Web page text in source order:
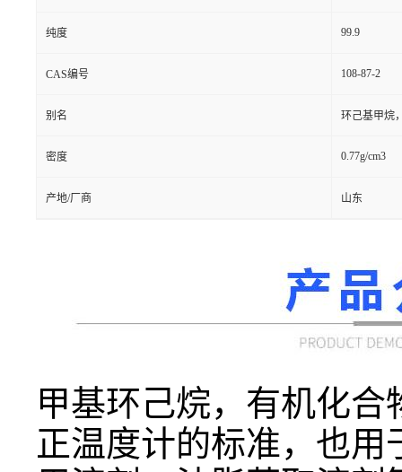
纯度 99.9
CAS编号 108-87-2
别名 环己基甲烷
密度 0.77g/cm3
产地/厂商 山东
甲基环己烷，有机化
正温度计的标准，也